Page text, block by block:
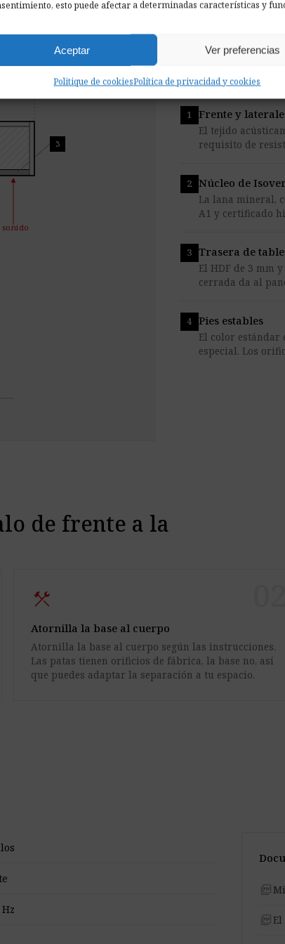
esto puede afectar a determinadas características y
Aceptar Ver preferencias
Politique de cookiesPolítica de privacidad y cookies
3
Frente y
El tejido
requisito de
Núcleo de
La lana mineral,
A1 y certificado
Trasera de
El HDF de 3 mm
cerrada da al
Pies estables
El color estándar
especial. Los
de frente a la
construction
Atornilla la base al cuerpo
Atornilla la base al cuerpo según las instrucciones.
Las patas tienen orificios de fábrica, la base no, así
que puedes adaptar la separación a tu espacio.
picture_as_pdf
picture_as_pdf